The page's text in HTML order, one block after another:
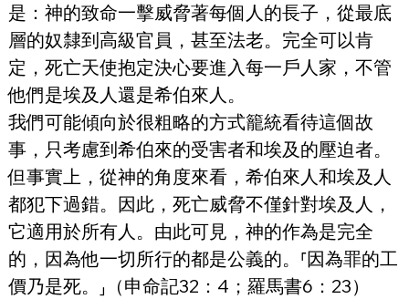
是：神的致命一擊威脅著每個人的長子，從最底
層的奴隸到高級官員，甚至法老。完全可以肯
定，死亡天使抱定決心要進入每一戶人家，不管
他們是埃及人還是希伯來人。
我們可能傾向於很粗略的方式籠統看待這個故
事，只考慮到希伯來的受害者和埃及的壓迫者。
但事實上，從神的角度來看，希伯來人和埃及人
都犯下過錯。因此，死亡威脅不僅針對埃及人，
它適用於所有人。由此可見，神的作為是完全
的，因為他一切所行的都是公義的。⸢因為罪的工
價乃是死。⸥（申命記32：4；羅馬書6：23）